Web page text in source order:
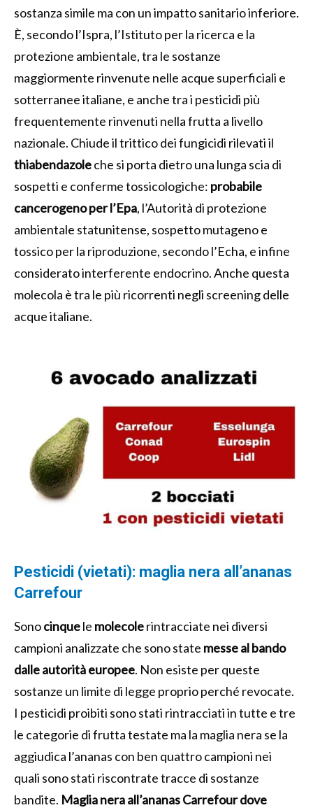
sostanza simile ma con un impatto sanitario inferiore.
È, secondo l’Ispra, l’Istituto per la ricerca e la
protezione ambientale, tra le sostanze
maggiormente rinvenute nelle acque superficiali e
sotterranee italiane, e anche tra i pesticidi più
frequentemente rinvenuti nella frutta a livello
nazionale. Chiude il trittico dei fungicidi rilevati il
thiabendazoleche si porta dietro una lunga scia di
sospetti e conferme tossicologiche: probabile
cancerogeno per l’Epa, l’Autorità di protezione
ambientale statunitense, sospetto mutageno e
tossico per la riproduzione, secondo l’Echa, e infine
considerato interferente endocrino. Anche questa
molecola è tra le più ricorrenti negli screening delle
acque italiane.
Pesticidi (vietati): maglia nera all’ananas
Carrefour
Sonocinquele molecolerintracciate nei diversi
campioni analizzate che sono state messe al bando
dalle autorità europee. Non esiste per queste
sostanze un limite di legge proprio perché revocate.
I pesticidi proibiti sono stati rintracciati in tutte e tre
le categorie di frutta testate ma la maglia nera se la
aggiudica l’ananas con ben quattro campioni nei
quali sono stati riscontrate tracce di sostanze
bandite. Maglia nera all’ananas Carrefour dove